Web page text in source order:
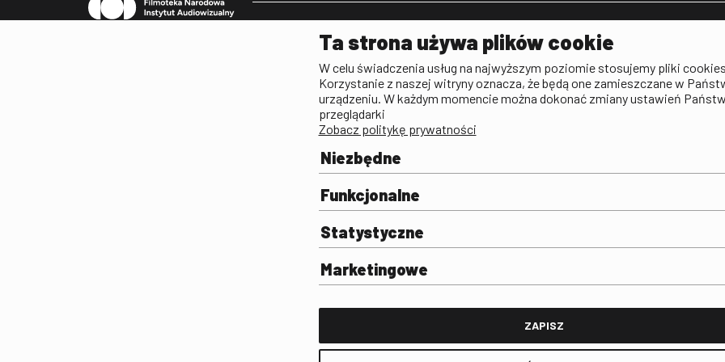
Biogramy.pl. Polski Portal
Filmoteka Szkolna
Olimpiada Wiedzy o Filmie i
Komunikacji Społecznej
Repozytorium Cyfrowe
Wynajem przestrzeni FINA
Aktualności
Publicystyka filmowa
Deklaracja dostępności
Polityka antykorupcyjna
Praca w FINA
Ta strona używa plików cookie
W celu świadczenia usług na najwyższym poziomie stosujemy pliki cookies.
Korzystanie z naszej witryny oznacza, że będą one zamieszczane w
urządzeniu. W każdym momencie można dokonać zmiany ustawień
przeglądarki
Zobacz politykę prywatności
Niezbędne
Funkcjonalne
Statystyczne
Marketingowe
ZAPISZ